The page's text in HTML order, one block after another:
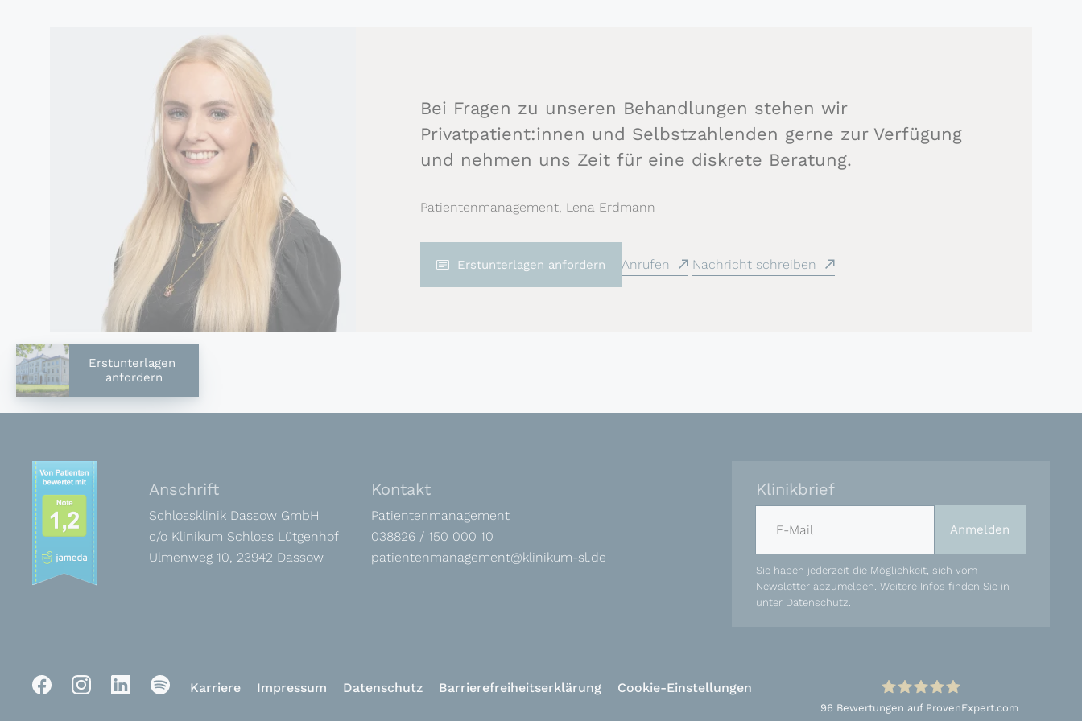
Bei Fragen zu unseren Behandlungen stehen wir
Privatpatient:innen und Selbstzahlenden gerne zur Verfügung
und nehmen uns Zeit für eine diskrete Beratung.
Patientenmanagement, Lena Erdmann
Erstunterlagen anfordern Anrufen Nachricht schreiben
Anschrift
Schlossklinik Dassow GmbH
c/o Klinikum Schloss Lütgenhof
Ulmenweg 10, 23942 Dassow
Kontakt
Patientenmanagement
038826 / 150 000 10
patientenmanagement@klinikum-sl.de
Klinikbrief
Anmelden
Sie haben jederzeit die Möglichkeit, sich vom
Newsletter abzumelden. Weitere Infos finden Sie in
unter Datenschutz.
Karriere Impressum Datenschutz Barrierefreiheitserklärung Cookie-Einstellungen
96 Bewertungen auf ProvenExpert.com
Erstunterlagen
anfordern